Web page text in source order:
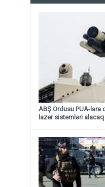
ABŞ Ordusu PUA-lara
lazer sistemləri alacaq